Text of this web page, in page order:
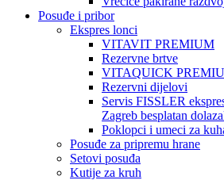
Posuđe i pribor
Ekspres lonci
VITAVIT PREMIUM
Rezervne brtve
VITAQUICK
Rezervni dijelovi
Servis FISSLER
Zagreb besplatan
Poklopci i umeci za
Posuđe za pripremu hrane
Setovi posuđa
Kutije za kruh